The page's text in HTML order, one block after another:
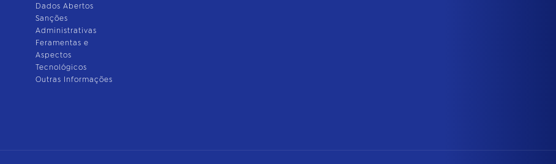
Dados Abertos
Sanções
Administrativas
Feramentas e
Aspectos
Tecnológicos
Outras Informações